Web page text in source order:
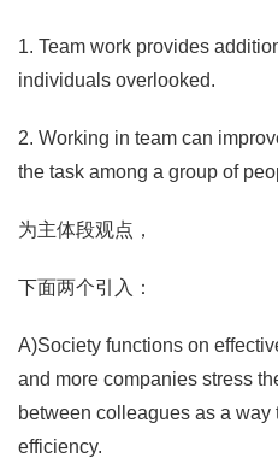
1. Team work provides
individuals overlooked.
2. Working in team can
the task among a group of
为主体段观点，
下面两个引入：
A)Society functions on
and more companies stress
between colleagues as a way
efficiency.